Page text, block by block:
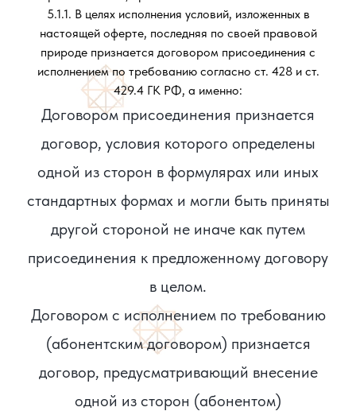
5.1.1. В целях исполнения условий, изложенных в
настоящей оферте, последняя по своей правовой
природе признается договором присоединения с
исполнением по требованию согласно ст. 428 и ст.
429.4 ГК РФ, а именно:
Договором присоединения признается
договор, условия которого определены
одной из сторон в формулярах или иных
стандартных формах и могли быть приняты
другой стороной не иначе как путем
присоединения к предложенному договору
в целом.
Договором с исполнением по требованию
(абонентским договором) признается
договор, предусматривающий внесение
одной из сторон (абонентом)